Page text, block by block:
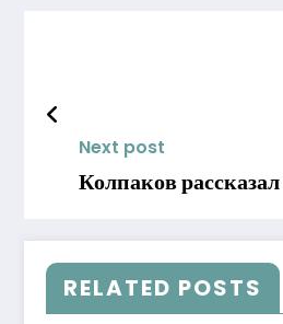
Next post
Колпаков
RELATED POSTS